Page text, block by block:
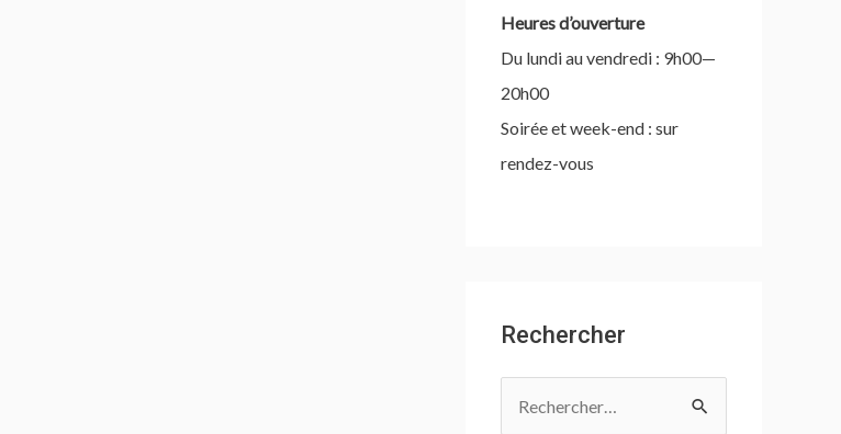
Heures d’ouverture
Du lundi au vendredi : 9h00—
20h00
Soirée et week-end : sur
rendez-vous
Rechercher